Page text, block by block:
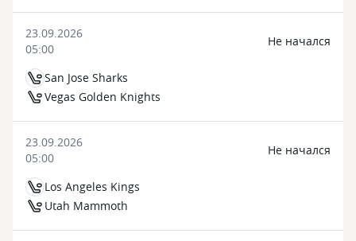
23.09.2026
05:00
San Jose Sharks
Vegas Golden Knights
Не начался
23.09.2026
05:00
Los Angeles Kings
Utah Mammoth
Не начался